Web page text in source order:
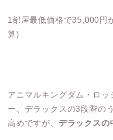
1部屋最低価格で35,000円
算)
アニマルキングダム・ロッ
ー、デラックスの3段階の
高めですが、 デラックスの